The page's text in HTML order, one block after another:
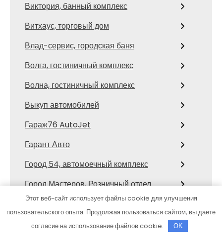
Виктория, банный комплекс
Витхаус, торговый дом
Влад-сервис, городская баня
Волга, гостиничный комплекс
Волна, гостиничный комплекс
Выкуп автомобилей
Гараж76 AutoJet
Гарант Авто
Город 54, автомоечный комплекс
Город Мастеров, Розничный отдел
Гостехсервис, автоцентр
Гранд-Авто
Этот веб-сайт использует файлы cookie для улучшения
пользовательского опыта. Продолжая пользоваться сайтом, вы даете
согласие на использование файлов cookie.
OK